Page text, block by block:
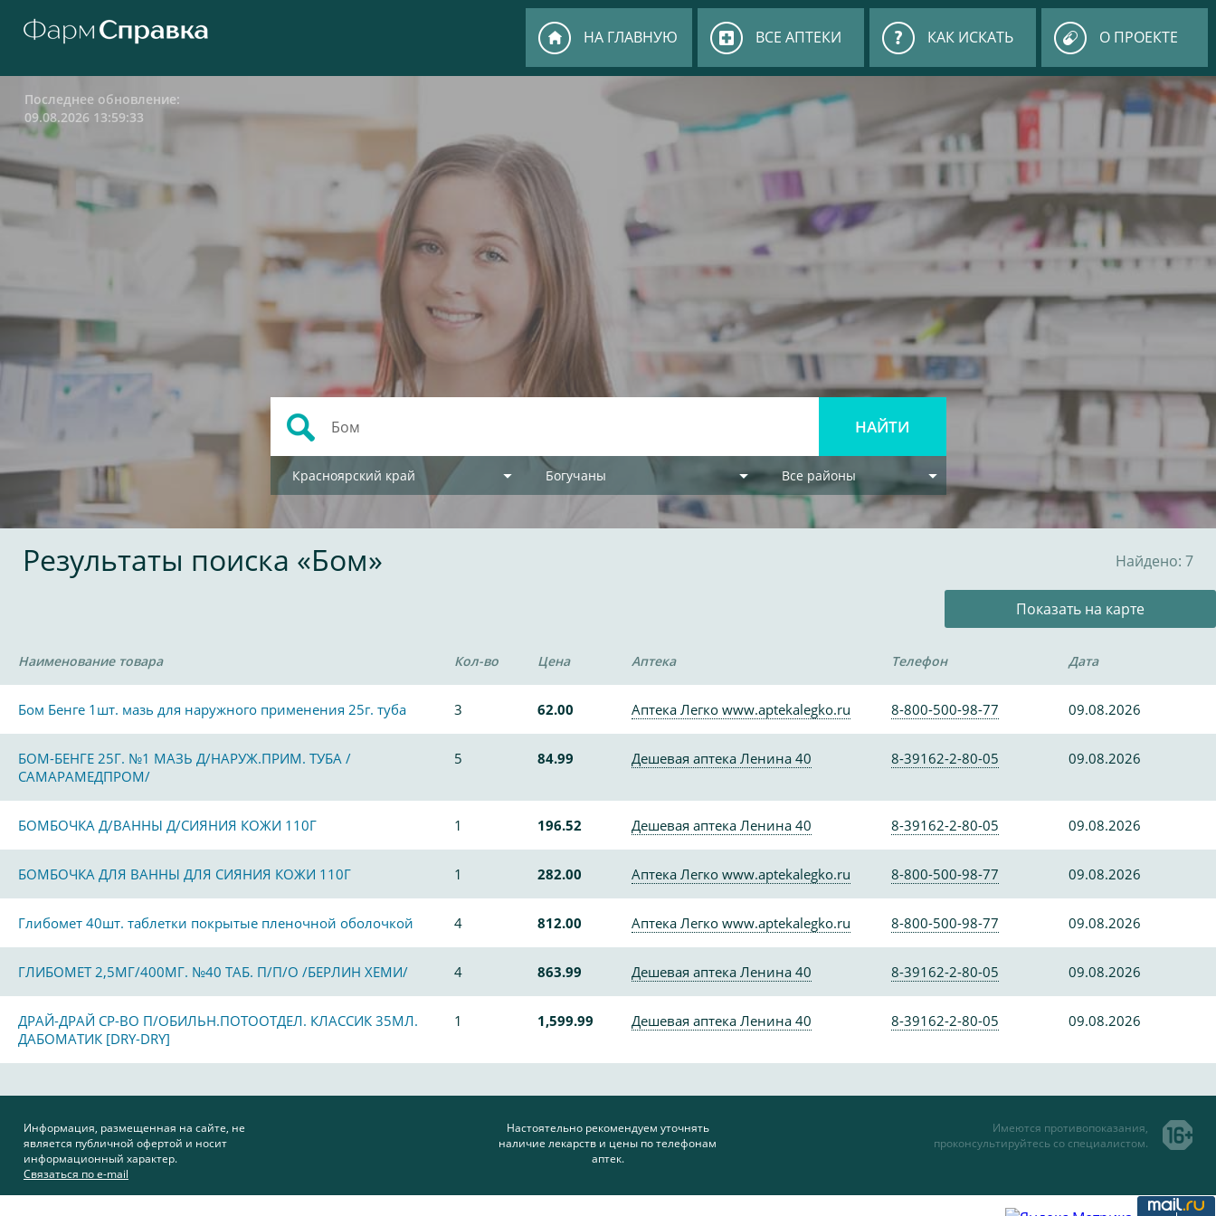
НА ГЛАВНУЮ ВСЕ АПТЕКИ КАК ИСКАТЬ О ПРОЕКТЕ
Последнее обновление:
09.08.2026 13:59:33
Красноярский край Богучаны Все районы
Результаты поиска «Бом» Найдено: 7
Показать на карте
Наименование товара Кол-во Цена Аптека Телефон Дата
Бом Бенге 1шт. мазь для наружного применения 25г. туба 3 62.00 Аптека Легко www.aptekalegko.ru 8-800-500-98-77 09.08.2026
БОМ-БЕНГЕ 25Г. №1 МАЗЬ Д/НАРУЖ.ПРИМ. ТУБА /
САМАРАМЕДПРОМ/
5 84.99 Дешевая аптека Ленина 40 8-39162-2-80-05 09.08.2026
БОМБОЧКА Д/ВАННЫ Д/СИЯНИЯ КОЖИ 110Г 1 196.52 Дешевая аптека Ленина 40 8-39162-2-80-05 09.08.2026
БОМБОЧКА ДЛЯ ВАННЫ ДЛЯ СИЯНИЯ КОЖИ 110Г 1 282.00 Аптека Легко www.aptekalegko.ru 8-800-500-98-77 09.08.2026
Глибомет 40шт. таблетки покрытые пленочной оболочкой 4 812.00 Аптека Легко www.aptekalegko.ru 8-800-500-98-77 09.08.2026
ГЛИБОМЕТ 2,5МГ/400МГ. №40 ТАБ. П/П/О /БЕРЛИН ХЕМИ/ 4 863.99 Дешевая аптека Ленина 40 8-39162-2-80-05 09.08.2026
ДРАЙ-ДРАЙ СР-ВО П/ОБИЛЬН.ПОТООТДЕЛ. КЛАССИК 35МЛ.
ДАБОМАТИК [DRY-DRY]
1 1,599.99 Дешевая аптека Ленина 40 8-39162-2-80-05 09.08.2026
Информация, размещенная на сайте, не
является публичной офертой и носит
информационный характер.
Связаться по e-mail
Настоятельно рекомендуем уточнять
наличие лекарств и цены по телефонам
аптек.
Имеются противопоказания,
проконсультируйтесь со специалистом.